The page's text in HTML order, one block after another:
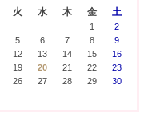
火 水 木 金 土
1
2
5 6 7 8
9
12 13 14 15
16
19 20 21 22
23
26 27 28 29
30